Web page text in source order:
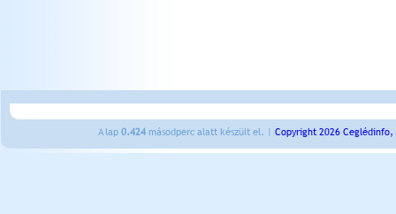
A lap 0.424 másodperc alatt készült el. | Copyright 2026